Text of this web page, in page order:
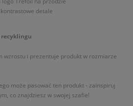
detale
recyklingu
wzrostu i prezentuje produkt w rozmiarze
może pasować ten produkt - zainspiruj
co znajdziesz w swojej szafie!